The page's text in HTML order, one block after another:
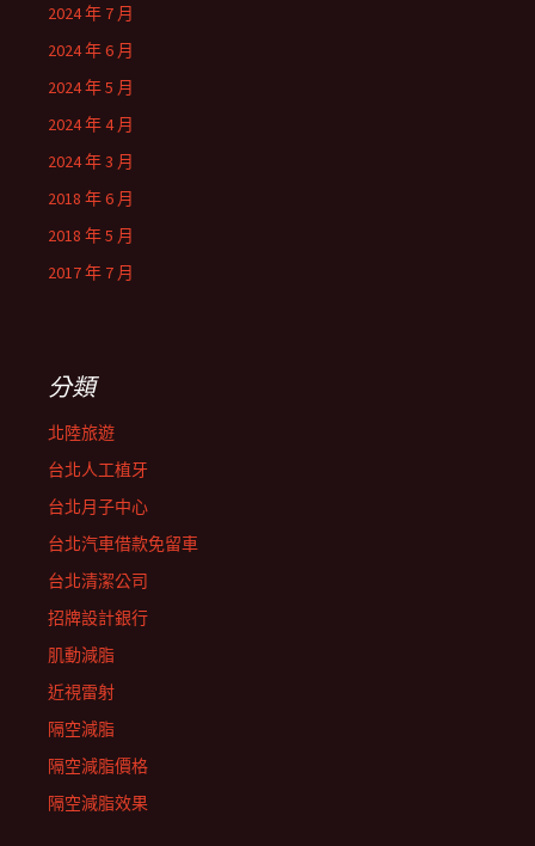
2024 年 7 月
2024 年 6 月
2024 年 5 月
2024 年 4 月
2024 年 3 月
2018 年 6 月
2018 年 5 月
2017 年 7 月
分類
北陸旅遊
台北人工植牙
台北月子中心
台北汽車借款免留車
台北清潔公司
招牌設計銀行
肌動減脂
近視雷射
隔空減脂
隔空減脂價格
隔空減脂效果